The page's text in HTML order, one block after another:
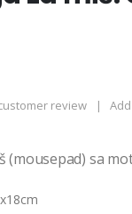
review |
(mousepad) sa